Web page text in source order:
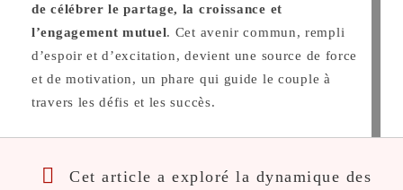
de célébrer le partage, la croissance et
l’engagement mutuel. Cet avenir commun, rempli
d’espoir et d’excitation, devient une source de force
et de motivation, un phare qui guide le couple à
travers les défis et les succès.
Cet article a exploré la dynamique des